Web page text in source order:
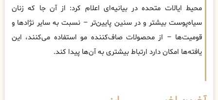
محیط ایالات متحده در بیانیه‌ای اعلام کرد: از آن جا که زنان
سیاه‌پوست بیشتر و در سنین پایین‌تر – نسبت به سایر نژادها و
قومیت‌ها – از محصولات صاف‌کننده مو استفاده می‌کنند، این
یافته‌ها امکان دارد ارتباط بیشتری به آن‌ها پیدا کند.